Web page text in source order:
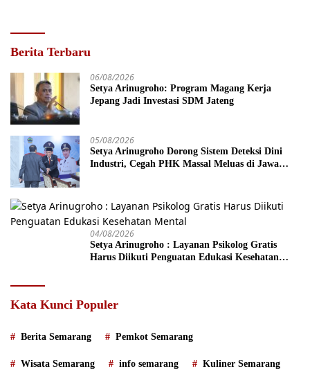
Berita Terbaru
06/08/2026
Setya Arinugroho: Program Magang Kerja
Jepang Jadi Investasi SDM Jateng
05/08/2026
Setya Arinugroho Dorong Sistem Deteksi Dini
Industri, Cegah PHK Massal Meluas di Jawa
04/08/2026
Setya Arinugroho : Layanan Psikolog Gratis
Harus Diikuti Penguatan Edukasi Kesehatan
Kata Kunci Populer
Berita Semarang Pemkot Semarang
Wisata Semarang info semarang Kuliner Semarang